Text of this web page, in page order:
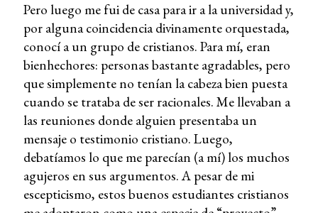
Pero luego me fui de casa para ir a la universidad y,
por alguna coincidencia divinamente orquestada,
conocí a un grupo de cristianos. Para mí, eran
bienhechores: personas bastante agradables, pero
que simplemente no tenían la cabeza bien puesta
cuando se trataba de ser racionales. Me llevaban a
las reuniones donde alguien presentaba un
mensaje o testimonio cristiano. Luego,
debatíamos lo que me parecían (a mí) los muchos
agujeros en sus argumentos. A pesar de mi
escepticismo, estos buenos estudiantes cristianos